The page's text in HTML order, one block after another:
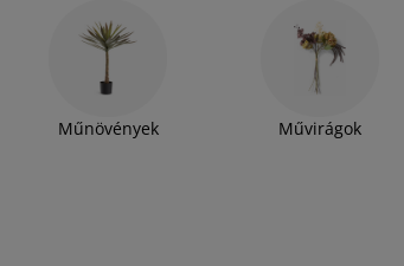
Műnövények Művirágok